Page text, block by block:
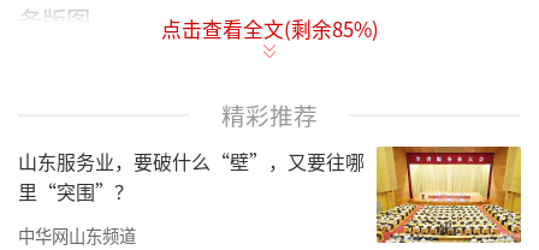
务版图。
点击查看全文(剩余85%)
精彩推荐
山东服务业，要破什么“壁”，又要往哪
里“突围”？
中华网山东频道